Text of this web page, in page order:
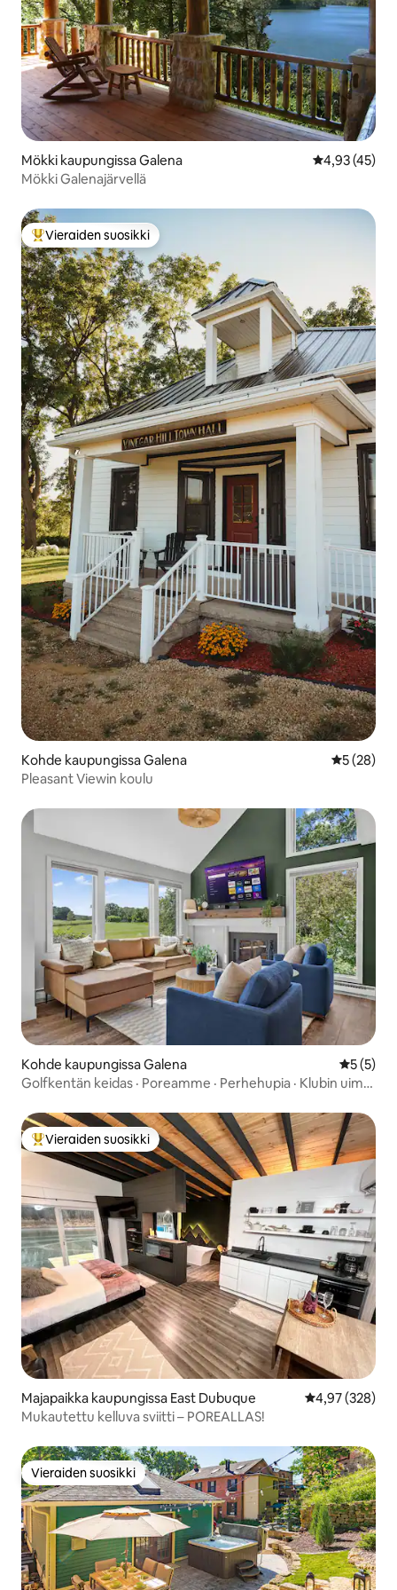
Mökki kaupungissa Galena
4,93 (45)
Mökki Galenajärvellä
Vieraiden suosikkien parhaimmistoa
Vieraiden suosikki
Kohde kaupungissa Galena
5 (28)
Pleasant Viewin koulu
Kohde kaupungissa Galena
5 (5)
Golfkentän keidas · Poreamme · Perhehupia · Klubin uima-
Vieraiden suosikkien parhaimmistoa
Vieraiden suosikki
Majapaikka kaupungissa East Dubuque
4,97 (328)
Mukautettu kelluva sviitti – POREALLAS!
Vieraiden suosikki
Vieraiden suosikki